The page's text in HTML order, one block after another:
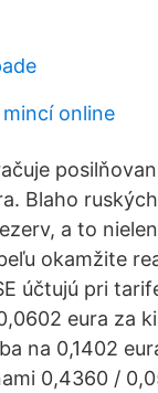
online
Blaho
a to
okamžite
účtujú pri
eura za
na 0,1402
0,4360 /